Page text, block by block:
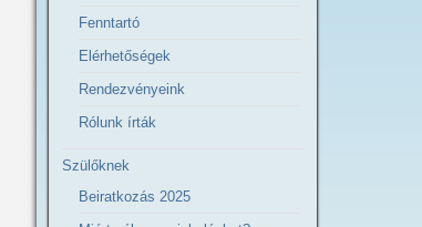
Fenntartó
Elérhetőségek
Rendezvényeink
Rólunk írták
Szülőknek
Beiratkozás 2025